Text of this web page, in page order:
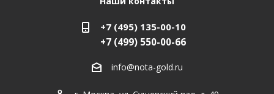
+7 (495) 135-00-10
+7 (499) 550-00-66
info@nota-gold.ru